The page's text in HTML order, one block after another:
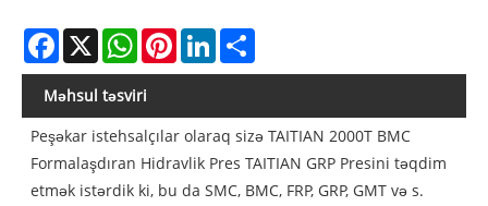
Facebook
X WhatsAppPinterestLinkedIn
Məhsul təsviri
Peşəkar istehsalçılar olaraq sizə TAITIAN 2000T BMC
Formalaşdıran Hidravlik Pres TAITIAN GRP Presini təqdim
etmək istərdik ki, bu da SMC, BMC, FRP, GRP, GMT və s.